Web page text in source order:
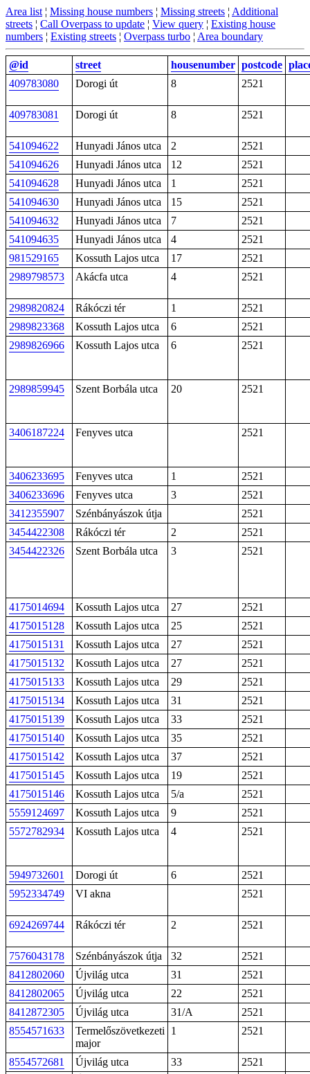
Area list ¦ Missing house numbers ¦ Missing streets ¦ Additional
streets ¦ Call Overpass to update ¦ View query ¦ Existing house
numbers ¦ Existing streets ¦ Overpass turbo ¦ Area boundary
@id street housenumber postcode
409783080
Dorogi út 8 2521
409783081 Dorogi út 8 2521
541094622 Hunyadi János utca 2
2521
541094626
Hunyadi János utca 12
2521
541094628
Hunyadi János utca 1
2521
541094630
Hunyadi János utca 15
2521
541094632
Hunyadi János utca 7
2521
541094635
Hunyadi János utca 4
2521
981529165
Kossuth Lajos utca 17
2521
2989798573
Akácfa utca 4 2521
2989820824 Rákóczi tér 1
2521
2989823368
Kossuth Lajos utca 6
2521
2989826966
Kossuth Lajos utca 6 2521
2989859945 Szent Borbála utca 20 2521
3406187224 Fenyves utca 2521
3406233695 Fenyves utca 1
2521
3406233696
Fenyves utca 3
2521
3412355907
Szénbányászok útja
2521
3454422308
Rákóczi tér 2
2521
3454422326
Szent Borbála utca 3 2521
4175014694 Kossuth Lajos utca 27
2521
4175015128
Kossuth Lajos utca 25
2521
4175015131
Kossuth Lajos utca 27
2521
4175015132
Kossuth Lajos utca 27
2521
4175015133
Kossuth Lajos utca 29
2521
4175015134
Kossuth Lajos utca 31
2521
4175015139
Kossuth Lajos utca 33
2521
4175015140
Kossuth Lajos utca 35
2521
4175015142
Kossuth Lajos utca 37
2521
4175015145
Kossuth Lajos utca 19
2521
4175015146
Kossuth Lajos utca 5/a
2521
5559124697
Kossuth Lajos utca 9
2521
5572782934
Kossuth Lajos utca 4 2521
5949732601 Dorogi út 6
2521
5952334749
VI akna 2521
6924269744 Rákóczi tér 2 2521
7576043178 Szénbányászok útja 32
2521
8412802060
Újvilág utca 31
2521
8412802065
Újvilág utca 22
2521
8412872305
Újvilág utca 31/A
2521
8554571633
Termelőszövetkezeti
major
1 2521
8554572681 Újvilág utca 33
2521